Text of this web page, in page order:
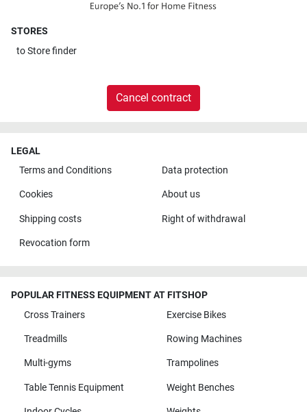
STORES
toStore finder
Cancel contract
LEGAL
Terms and Conditions
Data protection
Cookies About us
Shipping costs Right of withdrawal
Revocation form
POPULAR FITNESS EQUIPMENT AT FITSHOP
Cross Trainers
Exercise Bikes
Treadmills Rowing Machines
Multi-gyms Trampolines
Table Tennis Equipment Weight Benches